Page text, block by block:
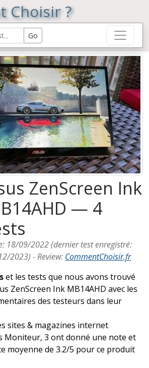
Choisir ?
ZenScreen Ink
— 4
18/09/2022(dernier test enregistré:
2023) -Review: CommentChoisir.fr
et les tests que nous avons trouvé
ZenScreen Ink MB14AHD avec les
des testeurs dans leur
sites & magazines internet
Moniteur, 3 ont donné une note et
moyenne de 3.2/5 pour ce produit